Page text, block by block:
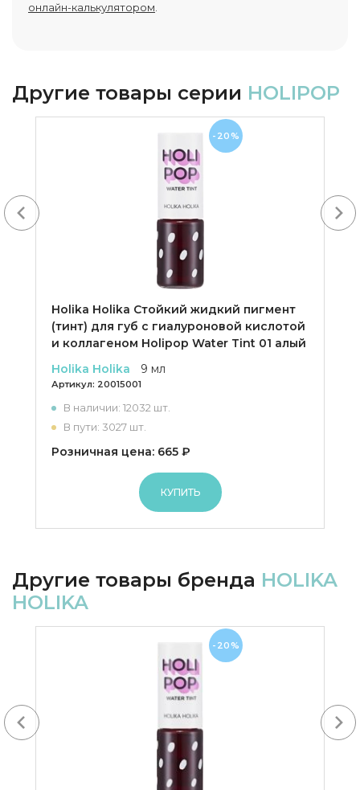
онлайн-калькулятором
Другие товары серии HOLIPOP
Holika Holika Cтойкий жидкий пигмент
(тинт) для губ с гиалуроновой кислотой
и коллагеном Holipop Water Tint 01 алый
Holika Holika
9 мл
Артикул: 20015001
В наличии: 12032 шт.
В пути: 3027 шт.
Розничная цена: 665 ₽
КУПИТЬ
-20%
Другие товары бренда HOLIKA
HOLIKA
-20%